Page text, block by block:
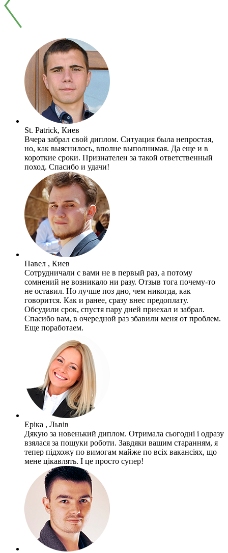
St. Patrick, Киев
Вчера забрал свой диплом. Ситуация была непростая,
но, как выяснилось, вполне выполнимая. Да еще и в
короткие сроки. Признателен за такой ответственный
поход. Спасибо и удачи!
Павел , Киев
Сотрудничали с вами не в первый раз, а потому
сомнений не возникало ни разу. Отзыв тога почему-то
не оставил. Но лучше поз дно, чем никогда, как
говорится. Как и ранее, сразу внес предоплату.
Обсудили срок, спустя пару дней приехал и забрал.
Спасибо вам, в очередной раз збавили меня от проблем.
Еще поработаем.
Еріка , Львів
Дякую за новенький диплом. Отримала сьогодні і одразу
взялася за пошуки роботи. Завдяки вашим старанням, я
тепер підхожу по вимогам майже по всіх вакансіях, що
мене цікавлять. І це просто супер!